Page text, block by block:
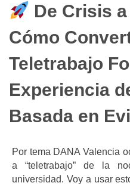
De Crisis
Cómo
Teletrabajo
Experiencia
Basada en
Por tema DANA Valencia
a “teletrabajo” de la
universidad. Voy a usar